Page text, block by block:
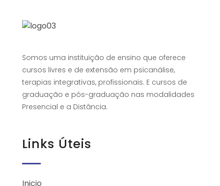
Somos uma instituição de ensino que oferece
cursos livres e de extensão em psicanálise,
terapias integrativas, profissionais. E cursos de
graduação e pós-graduação nas modalidades
Presencial e a Distância.
Links Úteis
Inicio